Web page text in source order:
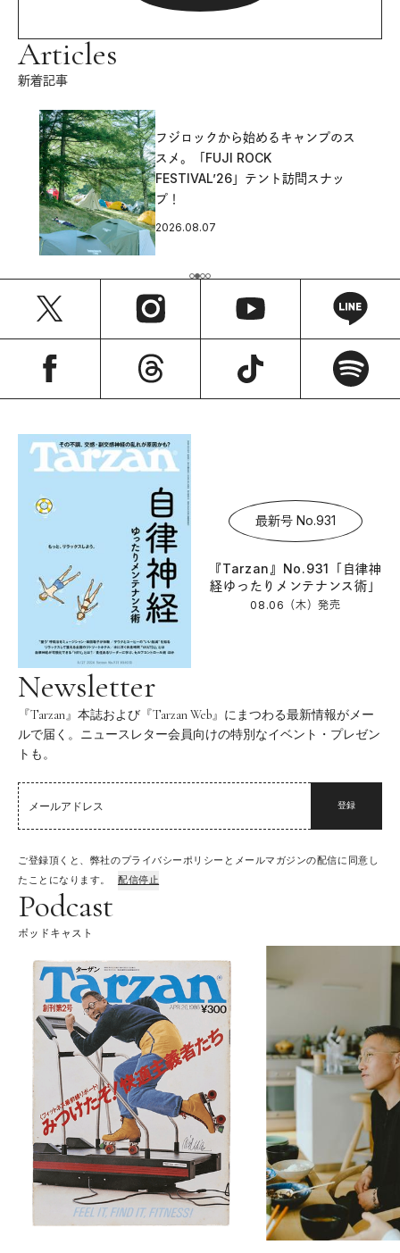
Articles
新着記事
フジロックから始めるキャンプのス
スメ。「FUJI ROCK
FESTIVAL’26」テント訪問スナッ
プ！
2026.08.07
最新号 No.931
『Tarzan』No.931「自律神
経ゆったりメンテナンス術」
08.06（木）発売
Newsletter
『Tarzan』本誌および『Tarzan Web』にまつわる最新情報がメー
ルで届く。ニュースレター会員向けの特別なイベント・プレゼン
トも。
登録
ご登録頂くと、弊社のプライバシーポリシーとメールマガジンの配信に同意し
たことになります。
配信停止
Podcast
ポッドキャスト